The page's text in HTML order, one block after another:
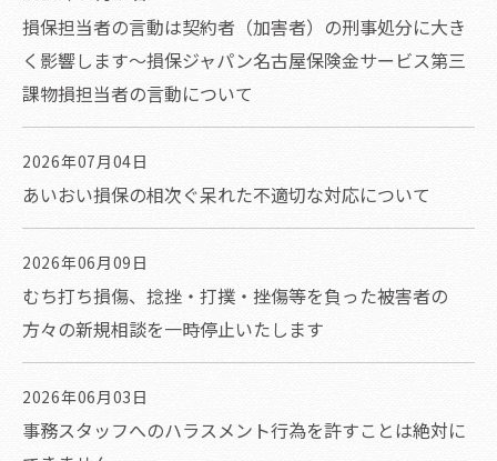
損保担当者の言動は契約者（加害者）の刑事処分に大き
く影響します～損保ジャパン名古屋保険金サービス第三
課物損担当者の言動について
2026年07月04日
あいおい損保の相次ぐ呆れた不適切な対応について
2026年06月09日
むち打ち損傷、捻挫・打撲・挫傷等を負った被害者の
方々の新規相談を一時停止いたします
2026年06月03日
事務スタッフへのハラスメント行為を許すことは絶対に